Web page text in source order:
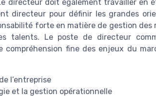
directeur doit également travailler en
directeur pour définir les grandes
forte en matière de gestion des
talents. Le poste de directeur
compréhension fine des enjeux du
l’entreprise
et la gestion opérationnelle